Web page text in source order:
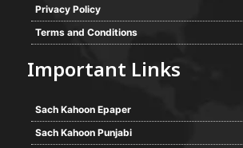
Privacy Policy
Terms and Conditions
Important Links
Sach Kahoon Epaper
Sach Kahoon Punjabi